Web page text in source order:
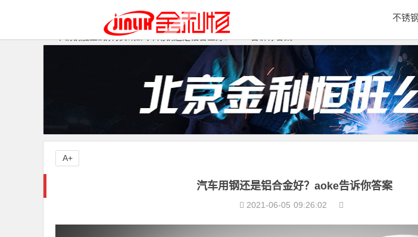
不锈
钢材资讯
汽车用钢还是铝合金好？aoke告诉你答案
2021-06-05 09:26:02
A+